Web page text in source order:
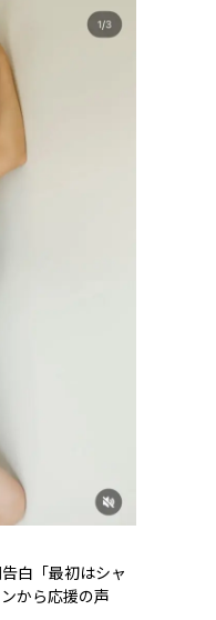
白「最初はシャ
から応援の声